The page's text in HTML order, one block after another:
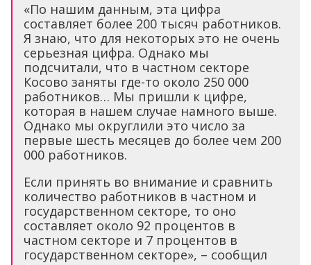
«По нашим данным, эта цифра
составляет более 200 тысяч работников.
Я знаю, что для некоторых это не очень
серьезная цифра. Однако мы
подсчитали, что в частном секторе
Косово заняты где-то около 250 000
работников… Мы пришли к цифре,
которая в нашем случае намного выше.
Однако мы округлили это число за
первые шесть месяцев до более чем 200
000 работников.
Если принять во внимание и сравнить
количество работников в частном и
государственном секторе, то оно
составляет около 92 процентов в
частном секторе и 7 процентов в
государственном секторе», – сообщил